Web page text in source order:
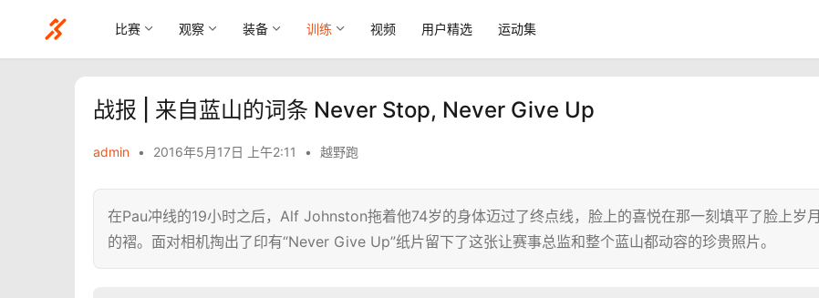
比赛 观察 装备 训练 视频 用户精选 运动集
战报 | 来自蓝山的词条 Never Stop, Never Give Up
admin • 2016年5月17日 上午2:11 • 越野跑
在Pau冲线的19小时之后，Alf Johnston拖着他74岁的身体迈过了终点线，脸上的喜悦在那一刻填平了脸上岁月
的褶。面对相机掏出了印有“Never Give Up”纸片留下了这张让赛事总监和整个蓝山都动容的珍贵照片。